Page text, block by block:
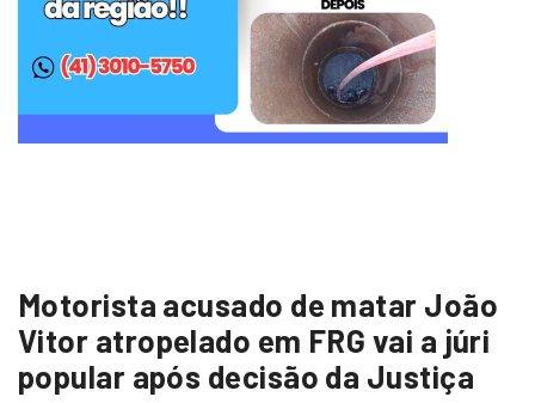
Motorista acusado de matar João
Vitor atropelado em FRG vai a júri
popular após decisão da Justiça